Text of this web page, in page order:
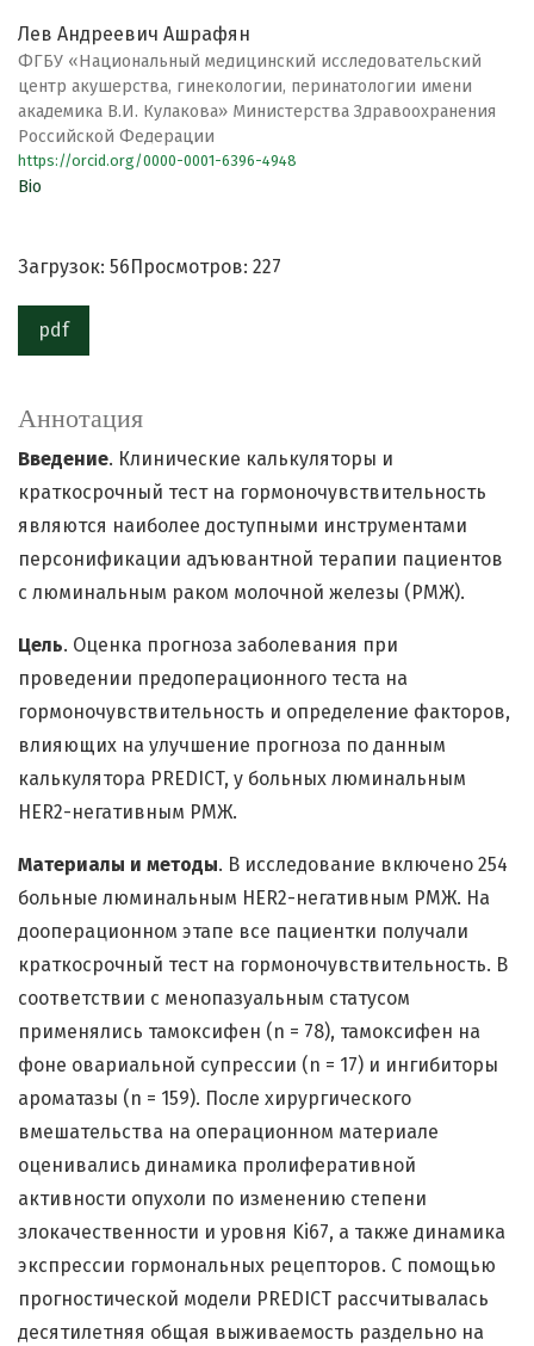
Лев Андреевич Ашрафян
ФГБУ «Национальный медицинский исследовательский
центр акушерства, гинекологии, перинатологии имени
академика В.И. Кулакова» Министерства Здравоохранения
Российской Федерации
https://orcid.org/0000-0001-6396-4948
Bio
Загрузок: 56 Просмотров: 227
pdf
Аннотация
Введение. Клинические калькуляторы и
краткосрочный тест на гормоночувствительность
являются наиболее доступными инструментами
персонификации адъювантной терапии пациентов
с люминальным раком молочной железы (РМЖ).
Цель. Оценка прогноза заболевания при
проведении предоперационного теста на
гормоночувствительность и определение факторов,
влияющих на улучшение прогноза по данным
калькулятора PREDICT, у больных люминальным
HER2-негативным РМЖ.
Материалы и методы. В исследование включено 254
больные люминальным HER2-негативным РМЖ. На
дооперационном этапе все пациентки получали
краткосрочный тест на гормоночувствительность. В
соответствии с менопазуальным статусом
применялись тамоксифен (n = 78), тамоксифен на
фоне овариальной супрессии (n = 17) и ингибиторы
ароматазы (n = 159). После хирургического
вмешательства на операционном материале
оценивались динамика пролиферативной
активности опухоли по изменению степени
злокачественности и уровня Ki67, а также динамика
экспрессии гормональных рецепторов. С помощью
прогностической модели PREDICT рассчитывалась
десятилетняя общая выживаемость раздельно на